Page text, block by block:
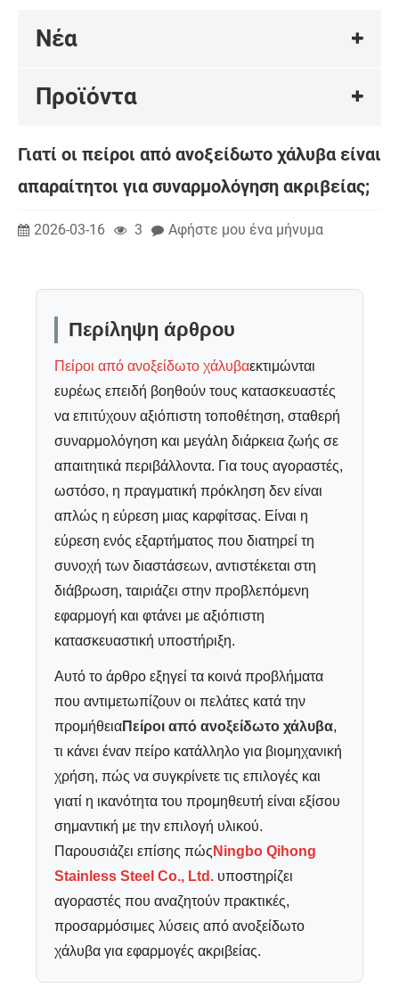
Νέα
Προϊόντα
Γιατί οι πείροι από ανοξείδωτο χάλυβα είναι
απαραίτητοι για συναρμολόγηση ακριβείας;
2026-03-16 3 Αφήστε μου ένα μήνυμα
Περίληψη άρθρου
Πείροι από ανοξείδωτο χάλυβαεκτιμώνται
ευρέως επειδή βοηθούν τους κατασκευαστές
να επιτύχουν αξιόπιστη τοποθέτηση, σταθερή
συναρμολόγηση και μεγάλη διάρκεια ζωής σε
απαιτητικά περιβάλλοντα. Για τους αγοραστές,
ωστόσο, η πραγματική πρόκληση δεν είναι
απλώς η εύρεση μιας καρφίτσας. Είναι η
εύρεση ενός εξαρτήματος που διατηρεί τη
συνοχή των διαστάσεων, αντιστέκεται στη
διάβρωση, ταιριάζει στην προβλεπόμενη
εφαρμογή και φτάνει με αξιόπιστη
κατασκευαστική υποστήριξη.
Αυτό το άρθρο εξηγεί τα κοινά προβλήματα
που αντιμετωπίζουν οι πελάτες κατά την
προμήθειαΠείροι από ανοξείδωτο χάλυβα,
τι κάνει έναν πείρο κατάλληλο για βιομηχανική
χρήση, πώς να συγκρίνετε τις επιλογές και
γιατί η ικανότητα του προμηθευτή είναι εξίσου
σημαντική με την επιλογή υλικού.
Παρουσιάζει επίσης πώς Ningbo Qihong
Stainless Steel Co., Ltd. υποστηρίζει
αγοραστές που αναζητούν πρακτικές,
προσαρμόσιμες λύσεις από ανοξείδωτο
χάλυβα για εφαρμογές ακριβείας.